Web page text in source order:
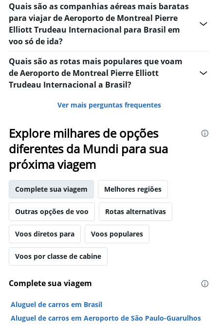
Quais são as companhias aéreas mais baratas
para viajar de Aeroporto de Montreal Pierre
Elliott Trudeau Internacional para Brasil em
voo só de ida?
Quais são as rotas mais populares que voam
de Aeroporto de Montreal Pierre Elliott
Trudeau Internacional a Brasil?
Ver mais perguntas frequentes
Explore milhares de opções
diferentes da Mundi para sua
próxima viagem
Complete sua viagem Melhores regiões
Outras opções de voo Rotas alternativas
Voos diretos para Voos populares
Voos por classe de cabine
Complete sua viagem
Aluguel de carros em Brasil
Aluguel de carros em Aeroporto de São Paulo-Guarulhos